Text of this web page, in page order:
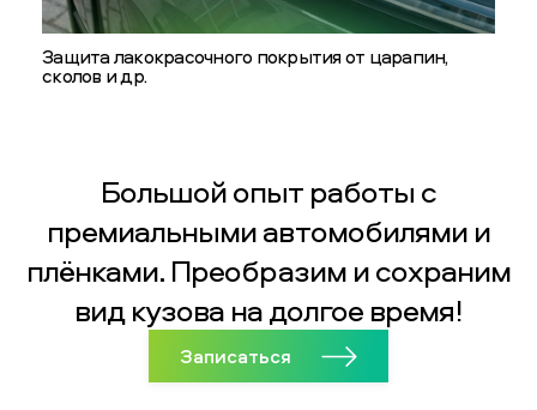
Защита лакокрасочного покрытия от царапин,
сколов и др.
Большой опыт работы с
премиальными автомобилями и
плёнками. Преобразим и сохраним
вид кузова на долгое время!
Записаться